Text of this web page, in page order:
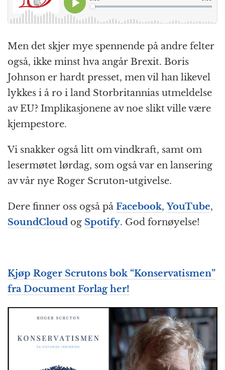
Men det skjer mye spennende på andre felter
også, ikke minst hva angår Brexit. Boris
Johnson er hardt presset, men vil han likevel
lykkes i å ro i land Storbritannias utmeldelse
av EU? Implikasjonene av noe slikt ville være
kjempestore.
Vi snakker også litt om vindkraft, samt om
lesermøtet lørdag, som også var en lansering
av vår nye Roger Scruton-utgivelse.
Dere finner oss også på Facebook,YouTube,
SoundCloud og Spotify. God fornøyelse!
Kjøp Roger Scrutons bok “Konservatismen”
fra Document Forlag her!